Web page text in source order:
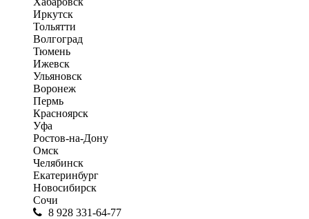
Иркутск
Тольятти
Волгоград
Тюмень
Ижевск
Ульяновск
Воронеж
Пермь
Красноярск
Уфа
Ростов-на-Дону
Омск
Челябинск
Екатеринбург
Новосибирск
Сочи
8 928 331-64-77